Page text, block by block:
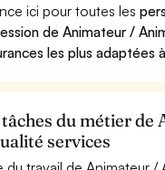
ici pour toutes les
de Animateur /
les plus adaptées
du métier de
services